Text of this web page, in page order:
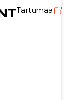
Tartumaa